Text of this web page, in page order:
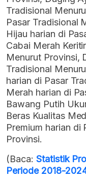
Tradisional
Pasar Tradisional
Hijau harian di
Cabai Merah
Menurut Provinsi,
Tradisional
harian di Pasar
Merah harian di
Bawang Putih
Beras Kualitas
Premium harian di
Provinsi.
(Baca: Statistik
Periode 2018-